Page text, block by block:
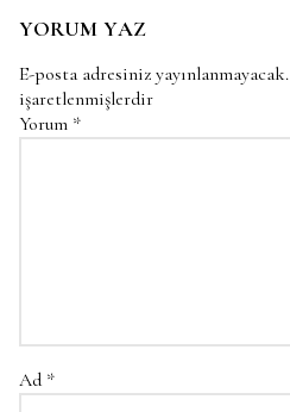
YORUM YAZ
E-posta adresiniz yayınlanmayacak.
işaretlenmişlerdir
Yorum *
Ad *